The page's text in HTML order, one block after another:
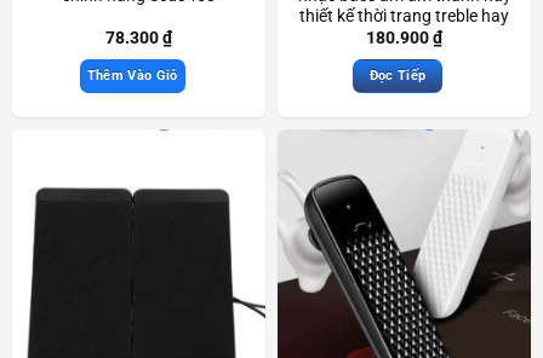
78.300₫
Thêm Vào Giỏ
thiết kế thời trang treble hay
Scd3830
180.900₫
Đọc Tiếp